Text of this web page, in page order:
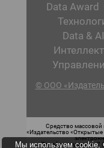
Data Award
Data & AI
© ООО
Средство
«Издательство
Телефон редакции: 7
Мы используем cookie,